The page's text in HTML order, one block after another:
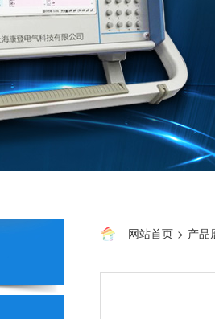
网站首页 > 产品